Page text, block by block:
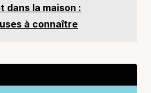
dans la maison :
à connaître